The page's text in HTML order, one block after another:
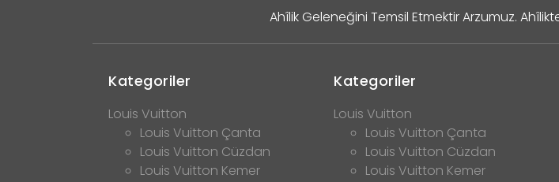
Ahîlik Geleneğini Temsil Etmektir Arzumuz.
Kategoriler
Louis Vuitton
Louis Vuitton Çanta
Louis Vuitton Cüzdan
Louis Vuitton Kemer
Kategoriler
Louis Vuitton
Louis Vuitton Çanta
Louis Vuitton Cüzdan
Louis Vuitton Kemer